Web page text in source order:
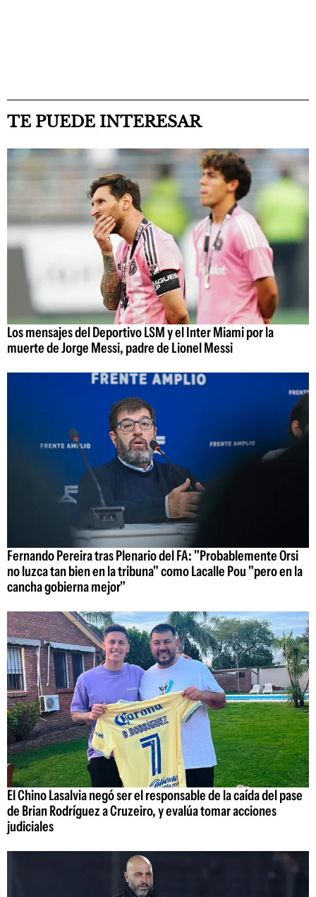
TE PUEDE INTERESAR
Los mensajes del Deportivo LSM y el Inter Miami por la
muerte de Jorge Messi, padre de Lionel Messi
Fernando Pereira tras Plenario del FA: "Probablemente Orsi
no luzca tan bien en la tribuna" como Lacalle Pou "pero en la
cancha gobierna mejor"
El Chino Lasalvia negó ser el responsable de la caída del pase
de Brian Rodríguez a Cruzeiro, y evalúa tomar acciones
judiciales